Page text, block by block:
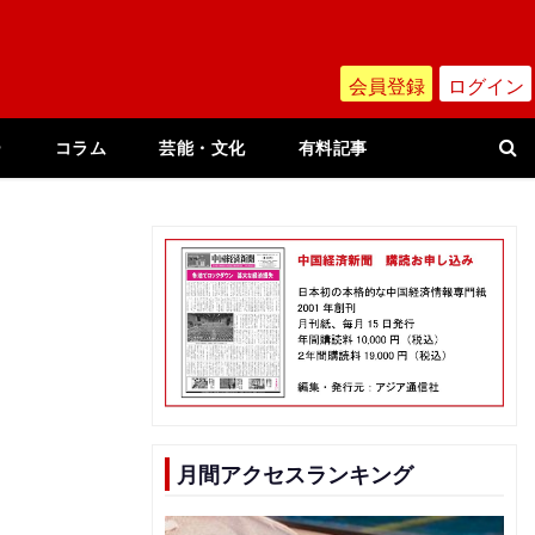
会員登録 ログイン
コラム 芸能・文化 有料記事
月間アクセスランキング